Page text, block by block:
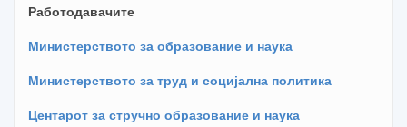
Работодавачите
Министерството за образование и наука
Министерството за труд и социјална политика
Центарот за стручно образование и наука